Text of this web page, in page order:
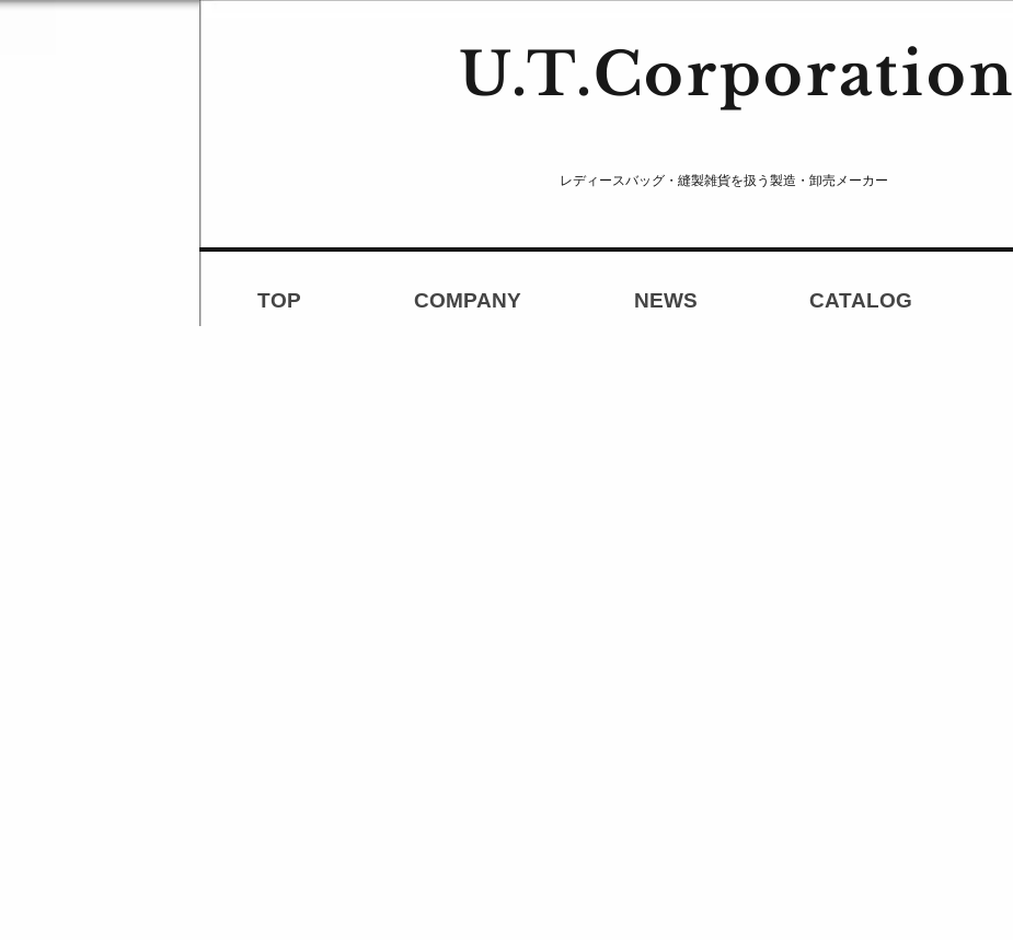
U.T.Corporation
レディースバッグ・縫製雑貨を扱う製造・卸売メーカー
TOP COMPANY NEWS CATALOG